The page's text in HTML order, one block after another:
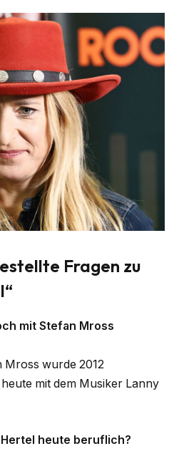
Fragen zu
mit Stefan Mross
Mross wurde 2012
mit dem Musiker Lanny
heute beruflich?